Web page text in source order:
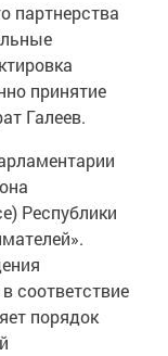
партнерства
принятие
Галеев.
Республики
соответствие
порядок